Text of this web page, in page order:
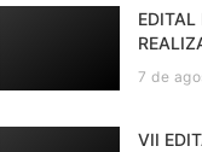
EDITAL
7 de
VII